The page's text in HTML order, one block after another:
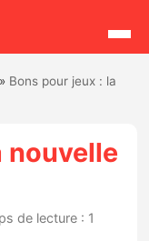
» Bons pour jeux : la
nouvelle
de lecture : 1